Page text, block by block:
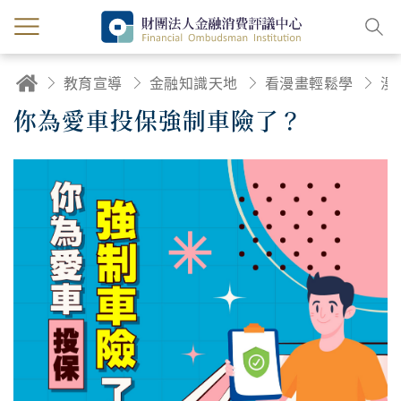
教育宣導 金融知識天地 看漫畫輕鬆學 漫
你為愛車投保強制車險了？